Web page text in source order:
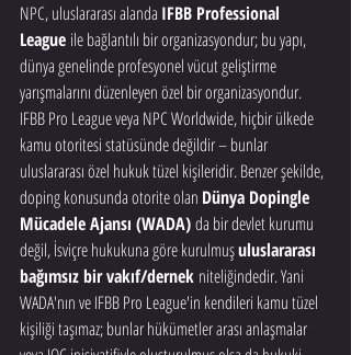
NPC, uluslararası alanda IFBB Professional
League ile bağlantılı bir organizasyondur; bu yapı,
dünya genelinde profesyonel vücut geliştirme
yarışmalarını düzenleyen özel bir organizasyondur.
IFBB Pro League veya NPC Worldwide, hiçbir ülkede
kamu otoritesi statüsünde değildir – bunlar
uluslararası özel hukuk tüzel kişileridir. Benzer şekilde,
doping konusunda otorite olan Dünya Dopingle
Mücadele Ajansı (WADA) da bir devlet kurumu
değil, İsviçre hukukuna göre kurulmuş uluslararası
bağımsız bir vakıf/dernek niteliğindedir. Yani
WADA'nın ve IFBB Pro League'in kendileri kamu tüzel
kişiliği taşımaz; bunlar hükümetler arası anlaşmalar